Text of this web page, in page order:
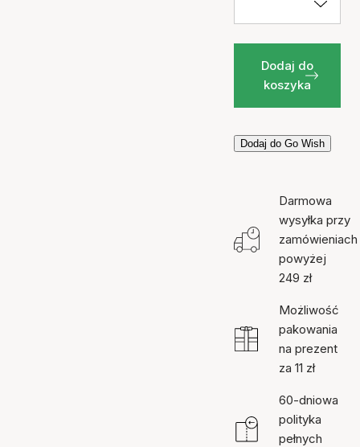
Dodaj do
koszyka
Dodaj do Go Wish
Darmowa
wysyłka przy
zamówieniach
powyżej
249 zł
Możliwość
pakowania
na prezent
za 11 zł
60-dniowa
polityka
pełnych